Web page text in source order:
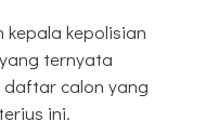
kepolisian
ternyata
daftar calon yang
ini.